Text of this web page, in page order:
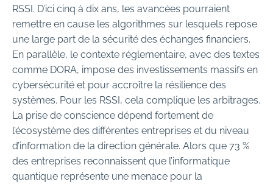
RSSI. D’ici cinq à dix ans, les avancées pourraient
remettre en cause les algorithmes sur lesquels repose
une large part de la sécurité des échanges financiers.
En parallèle, le contexte réglementaire, avec des textes
comme DORA, impose des investissements massifs en
cybersécurité et pour accroître la résilience des
systèmes. Pour les RSSI, cela complique les arbitrages.
La prise de conscience dépend fortement de
l’écosystème des différentes entreprises et du niveau
d’information de la direction générale. Alors que 73 %
des entreprises reconnaissent que l’informatique
quantique représente une menace pour la